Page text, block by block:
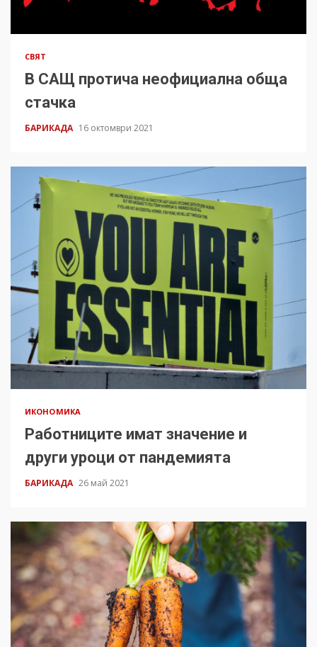
СВЯТ
В САЩ протича неофициална обща
стачка
БАРИКАДА 16 октомври 2021
ИКОНОМИКА
Работниците имат значение и
други уроци от пандемията
БАРИКАДА 26 май 2021